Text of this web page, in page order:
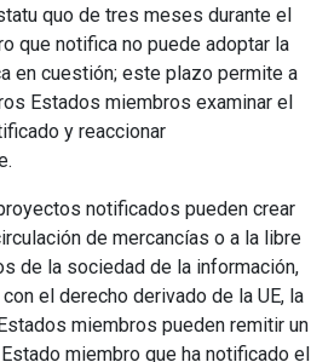
quo de tres meses durante el
que notifica no puede adoptar la
en cuestión; este plazo permite a
Estados miembros examinar el
y reaccionar
notificados pueden crear
de mercancías o a la libre
de la sociedad de la información,
el derecho derivado de la UE, la
miembros pueden remitir un
miembro que ha notificado el